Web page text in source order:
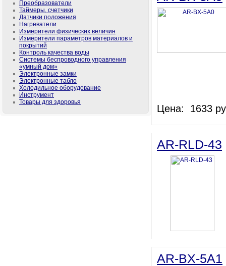
Преобразователи
Таймеры, счетчики
Датчики положения
Нагреватели
Измерители физических величин
Измерители параметров материалов и
покрытий
Контроль качества воды
Системы беспроводного управления
«умный дом»
Электронные замки
Электронные табло
Холодильное оборудование
Инструмент
Товары для здоровья
Цена: 1633
AR-RLD-43
AR-BX-5A1